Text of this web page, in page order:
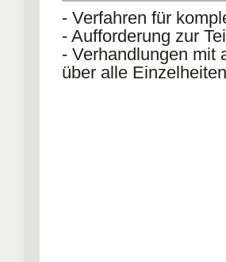
- Verfahren für
- Aufforderung zur
- Verhandlungen mit
über alle Einzelheiten